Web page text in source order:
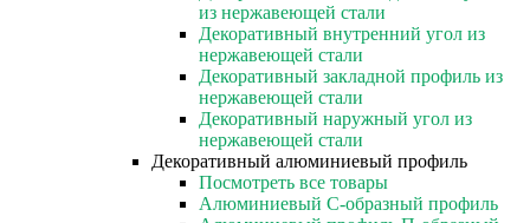
из нержавеющей стали
Декоративный внутренний угол из
нержавеющей стали
Декоративный закладной профиль из
нержавеющей стали
Декоративный наружный угол из
нержавеющей стали
Декоративный алюминиевый профиль
Посмотреть все товары
Алюминиевый С-образный профиль